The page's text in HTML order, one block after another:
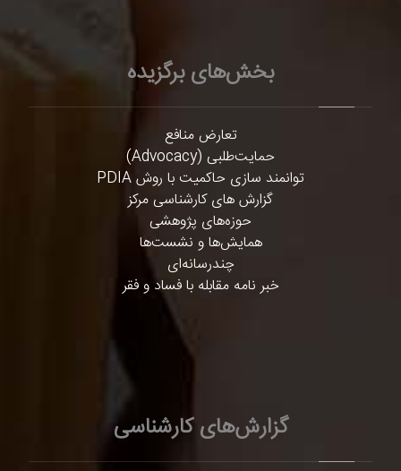
بخش‌های برگزیده
تعارض منافع
حمایت‌طلبی (Advocacy)
توانمند سازی حاکمیت با روش PDIA
گزارش های کارشناسی مرکز
حوزه‌های پژوهشی
همایش‌ها و نشست‌ها
چندرسانه‌ای
خبر نامه مقابله با فساد و فقر
گزارش‌های کارشناسی